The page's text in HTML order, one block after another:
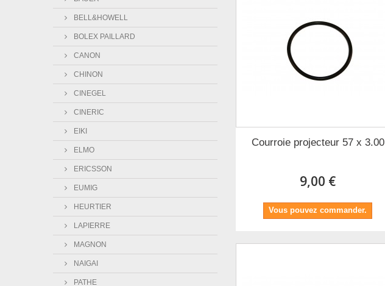
BELL&HOWELL
BOLEX PAILLARD
CANON
CHINON
CINEGEL
CINERIC
EIKI
ELMO
ERICSSON
EUMIG
HEURTIER
LAPIERRE
MAGNON
NAIGAI
PATHE
Courroie projecteur 57 x 3.00
9,00 €
Vous pouvez commander.